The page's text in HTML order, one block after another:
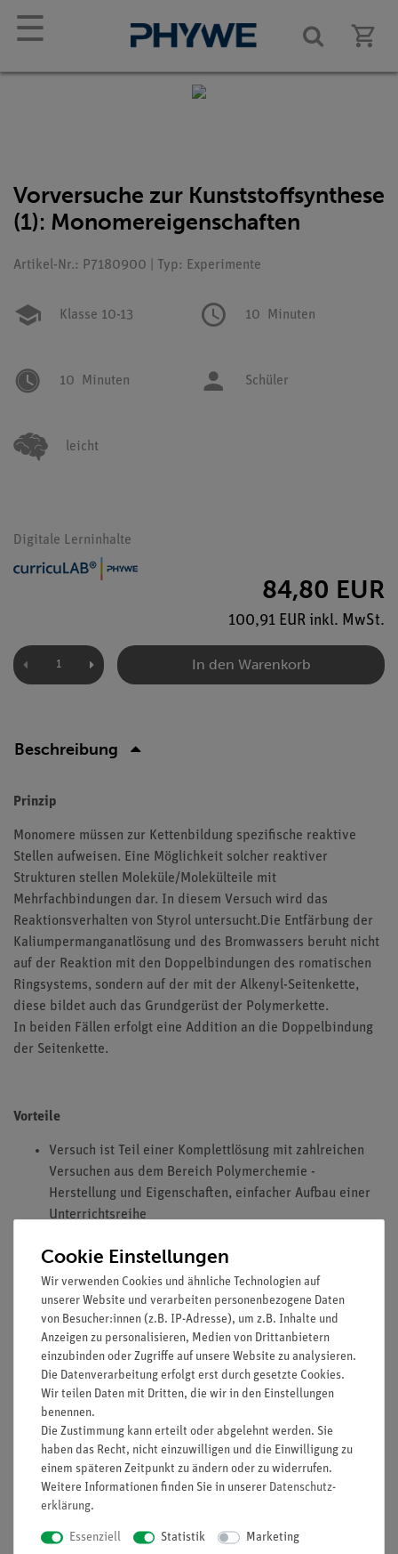
☰
Vorversuche zur Kunststoffsynthese
(1): Monomereigenschaften
Artikel-Nr.: P7180900 | Typ: Experimente
Klasse 10-13 10 Minuten
10 Minuten Schüler
leicht
Digitale Lerninhalte
84,80 EUR
100,91 EUR inkl. MwSt.
In den Warenkorb
Beschreibung
Prinzip
Monomere müssen zur Kettenbildung spezifische reaktive
Stellen aufweisen. Eine Möglichkeit solcher reaktiver
Strukturen stellen Moleküle/Molekülteile mit
Mehrfachbindungen dar. In diesem Versuch wird das
Reaktionsverhalten von Styrol untersucht.Die Entfärbung der
Kaliumpermanganatlösung und des Bromwassers beruht nicht
auf der Reaktion mit den Doppelbindungen des romatischen
Ringsystems, sondern auf der mit der Alkenyl-Seitenkette,
diese bildet auch das Grundgerüst der Polymerkette.
In beiden Fällen erfolgt eine Addition an die Doppelbindung
der Seitenkette.
Vorteile
Versuch ist Teil einer Komplettlösung mit zahlreichen
Versuchen aus dem Bereich Polymerchemie -
Herstellung und Eigenschaften, einfacher Aufbau einer
Unterrichtsreihe
Experimentierliteratur für Schüler und Lehrer erhältlich:
Minimale Vorbereitungszeit
Gefährdungsbeurteilung für Schüler und Lehrer
erhältlich
Einfaches Lehren und effizientes Lernen beim Einsatz
der verfügbaren interaktiven Experimentier-Literatur
Sicherheitshinweis
Aufgrund aktueller Sicherheitsvorschriften (RISU) kann dieser
Versuch nicht von Schülern ausgeführt werden, da sie dabei
mit Substanzen experimentieren müssten, für die ein
Cookie Einstellungen
Wir verwenden Cookies und ähnliche Technologien auf
unserer Website und verarbeiten personenbezogene Daten
von Besucher:innen (z.B. IP-Adresse), um z.B. Inhalte und
Anzeigen zu personalisieren, Medien von Drittanbietern
einzubinden oder Zugriffe auf unsere Website zu analysieren.
Die Datenverarbeitung erfolgt erst durch gesetzte Cookies.
Wir teilen Daten mit Dritten, die wir in den Einstellungen
benennen.
Die Zustimmung kann erteilt oder abgelehnt werden. Sie
haben das Recht, nicht einzuwilligen und die Einwilligung zu
einem späteren Zeitpunkt zu ändern oder zu widerrufen.
Weitere Informationen finden Sie in unserer Daten­schutz­
erklärung.
Essenziell Statistik Marketing